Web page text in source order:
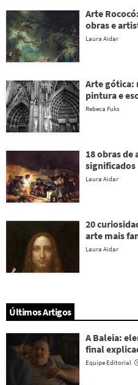
Arte
obras e
Laura Aidar
Arte gótica:
pintura e
Rebeca Fuks
18 obras de
significados
Laura Aidar
20
arte mais
Laura Aidar
Últimos Artigos
A Baleia:
final
Equipe Editorial